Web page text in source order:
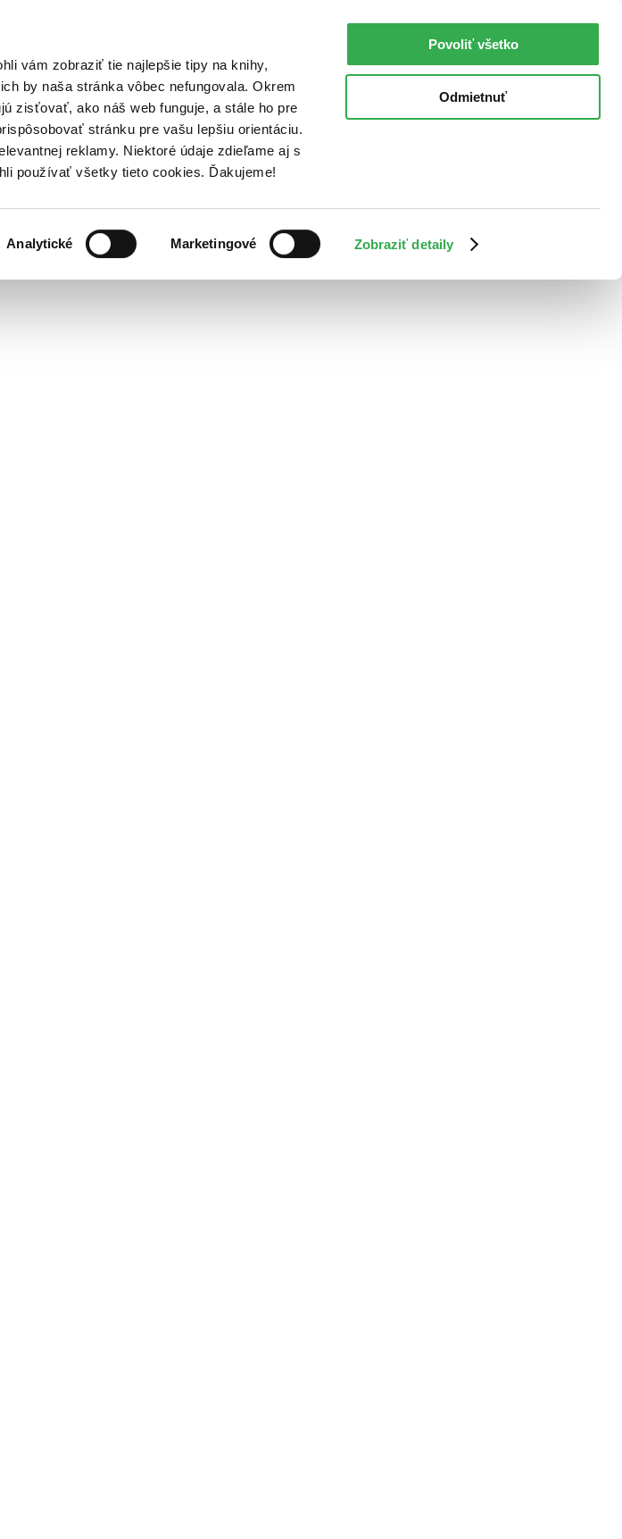
vám zobraziť tie najlepšie tipy na knihy,
by naša stránka vôbec nefungovala. Okrem
zisťovať, ako náš web funguje, a stále ho pre
stránku pre vašu lepšiu orientáciu.
reklamy. Niektoré údaje zdieľame aj s
používať všetky tieto cookies. Ďakujeme!
Analytické Marketingové Zobraziť detaily
Povoliť všetko
Odmietnuť